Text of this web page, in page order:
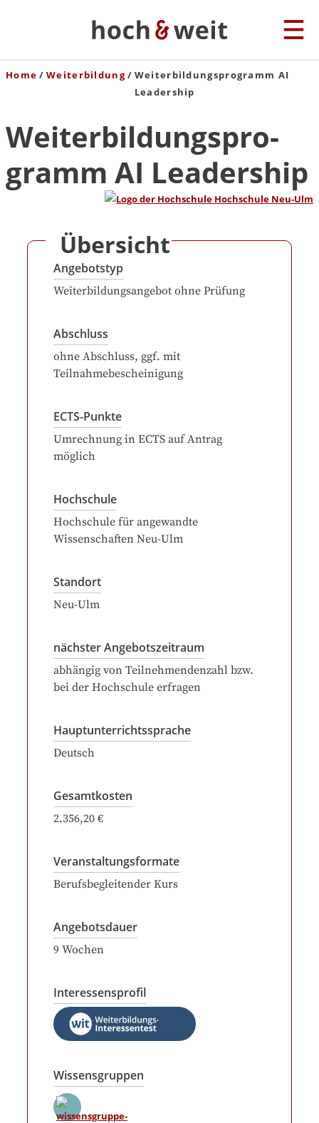
Home Weiterbildung
Wei­ter­bil­dungs­pro­gram­m AI
Leadership
Wei­ter­bil­dungs­pro­
gram­m AI Leadership
Übersicht
Angebotstyp
Weiterbildungsangebot ohne Prüfung
Abschluss
ohne Abschluss, ggf. mit
Teilnahmebescheinigung
ECTS-Punkte
Umrechnung in ECTS auf Antrag
möglich
Hochschule
Hochschule für angewandte
Wissenschaften Neu-Ulm
Standort
Neu-Ulm
nächster Angebotszeitraum
abhängig von Teilnehmendenzahl bzw.
bei der Hochschule erfragen
Hauptunterrichtssprache
Deutsch
Gesamtkosten
2.356,20 €
Veranstaltungsformate
Berufsbegleitender Kurs
Angebotsdauer
9 Wochen
Interessensprofil
Wissensgruppen